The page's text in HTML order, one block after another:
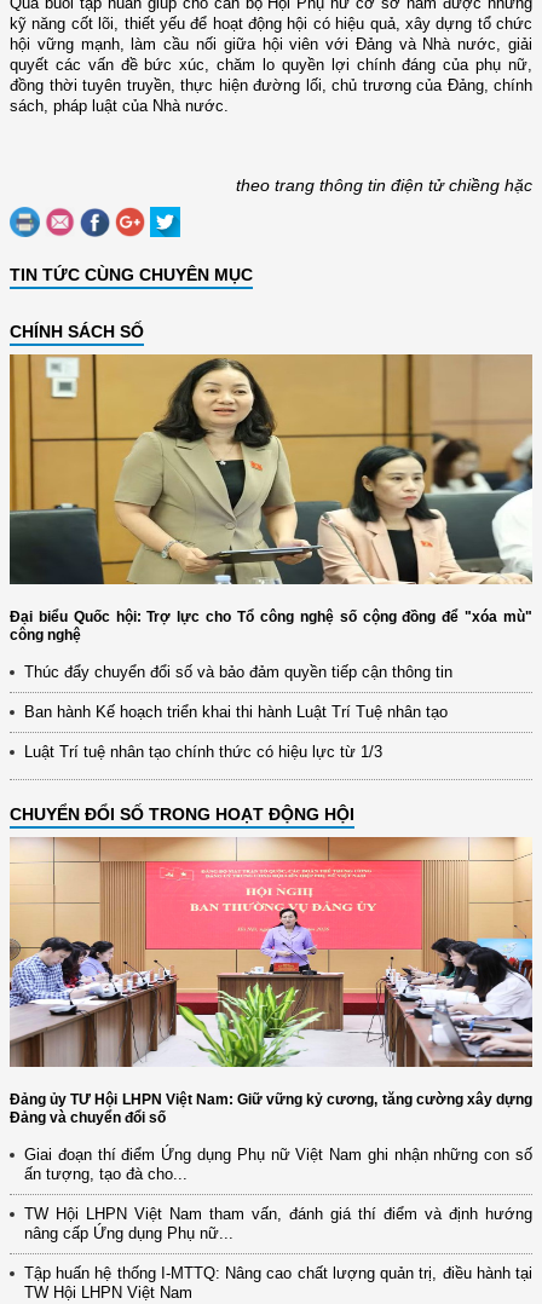
kỹ năng cốt lõi, thiết yếu để hoạt động hội có hiệu quả, xây dựng tổ chức
hội vững mạnh, làm cầu nối giữa hội viên với Đảng và Nhà nước, giải
quyết các vấn đề bức xúc, chăm lo quyền lợi chính đáng của phụ nữ,
đồng thời tuyên truyền, thực hiện đường lối, chủ trương của Đảng, chính
sách, pháp luật của Nhà nước.
theo trang thông tin điện tử chiềng hặc
TIN TỨC CÙNG CHUYÊN MỤC
CHÍNH SÁCH SỐ
Đại biểu Quốc hội: Trợ lực cho Tổ công nghệ số cộng đồng để "xóa mù"
công nghệ
Thúc đẩy chuyển đổi số và bảo đảm quyền tiếp cận thông tin
Ban hành Kế hoạch triển khai thi hành Luật Trí Tuệ nhân tạo
Luật Trí tuệ nhân tạo chính thức có hiệu lực từ 1/3
CHUYỂN ĐỔI SỐ TRONG HOẠT ĐỘNG HỘI
Đảng ủy TƯ Hội LHPN Việt Nam: Giữ vững kỷ cương, tăng cường xây dựng
Đảng và chuyển đổi số
Giai đoạn thí điểm Ứng dụng Phụ nữ Việt Nam ghi nhận những con số
ấn tượng, tạo đà cho...
TW Hội LHPN Việt Nam tham vấn, đánh giá thí điểm và định hướng
nâng cấp Ứng dụng Phụ nữ...
Tập huấn hệ thống I-MTTQ: Nâng cao chất lượng quản trị, điều hành tại
TW Hội LHPN Việt Nam